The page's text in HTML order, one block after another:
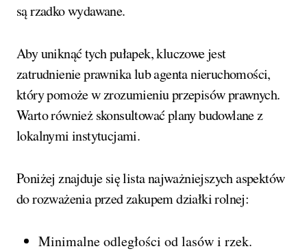
są rzadko wydawane.
Aby uniknąć tych pułapek, kluczowe jest
zatrudnienie prawnika lub agenta nieruchomości,
który pomoże w zrozumieniu przepisów prawnych.
Warto również skonsultować plany budowlane z
lokalnymi instytucjami.
Poniżej znajduje się lista najważniejszych aspektów
do rozważenia przed zakupem działki rolnej:
Minimalne odległości od lasów i rzek.